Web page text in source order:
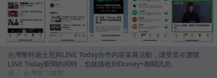
台灣華特迪士尼與LINE Today合作內容策展活動，讓受眾在瀏覽
LINE Today新聞的同時，也能接收到Disney+相關訊息。
圖／ 台灣實力媒體